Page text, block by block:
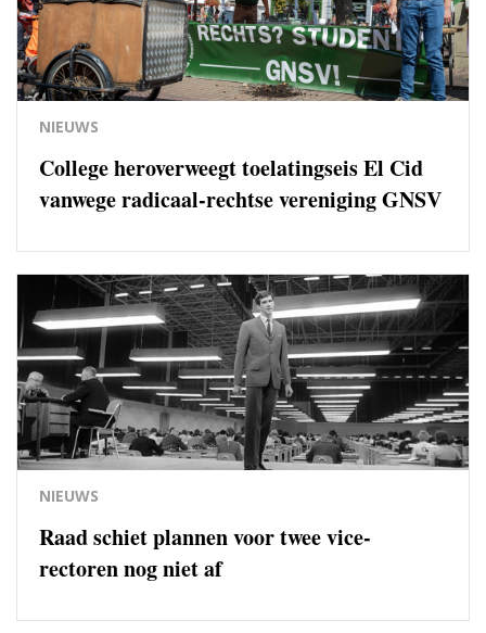
NIEUWS
College heroverweegt toelatingseis El Cid
vanwege radicaal-rechtse vereniging GNSV
NIEUWS
Raad schiet plannen voor twee vice-
rectoren nog niet af